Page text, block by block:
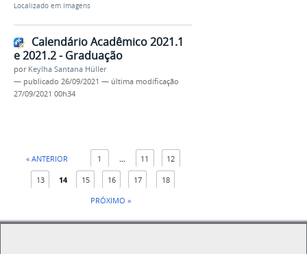
Localizado em Imagens
Calendário Acadêmico 2021.1
e 2021.2 - Graduação
por Keylha Santana Hüller
— publicado 26/09/2021 — última modificação
27/09/2021 00h34
« ANTERIOR 1 ... 11 12
13 14 15 16 17
18
PRÓXIMO »